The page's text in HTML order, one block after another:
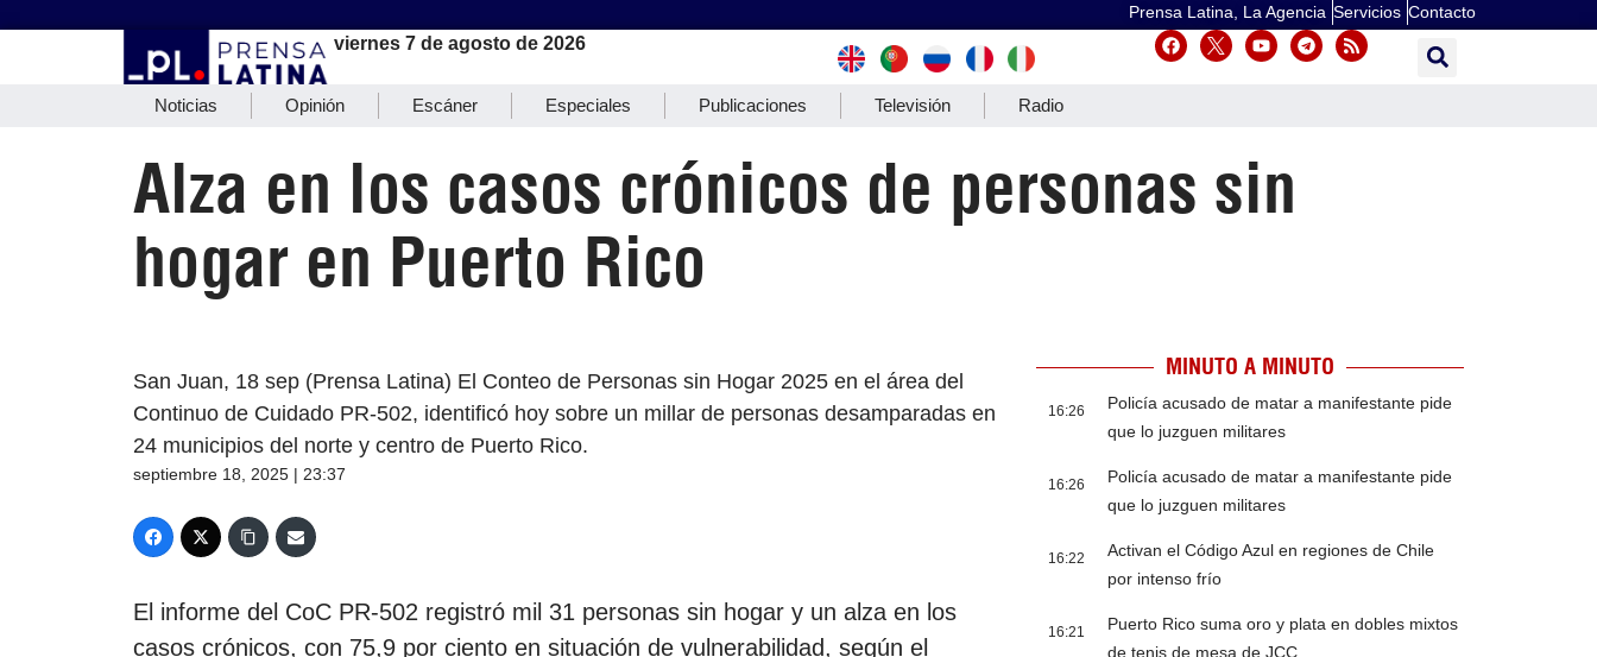
Prensa Latina, La Agencia Servicios Contacto
viernes 7 de agosto de 2026
Noticias Opinión Escáner Especiales Publicaciones Televisión Radio
Alza en los casos crónicos de personas sin
hogar en Puerto Rico
San Juan, 18 sep (Prensa Latina) El Conteo de Personas sin Hogar 2025 en el área del
Continuo de Cuidado PR-502, identificó hoy sobre un millar de personas desamparadas en
24 municipios del norte y centro de Puerto Rico.
septiembre 18, 2025 | 23:37
El informe del CoC PR-502 registró mil 31 personas sin hogar y un alza en los
casos crónicos, con 75,9 por ciento en situación de vulnerabilidad, según el
MINUTO A MINUTO
16:26
Policía acusado de matar a manifestante pide
que lo juzguen militares
16:26
Policía acusado de matar a manifestante pide
que lo juzguen militares
16:22
Activan el Código Azul en regiones de Chile
por intenso frío
16:21
Puerto Rico suma oro y plata en dobles mixtos
de tenis de mesa de JCC